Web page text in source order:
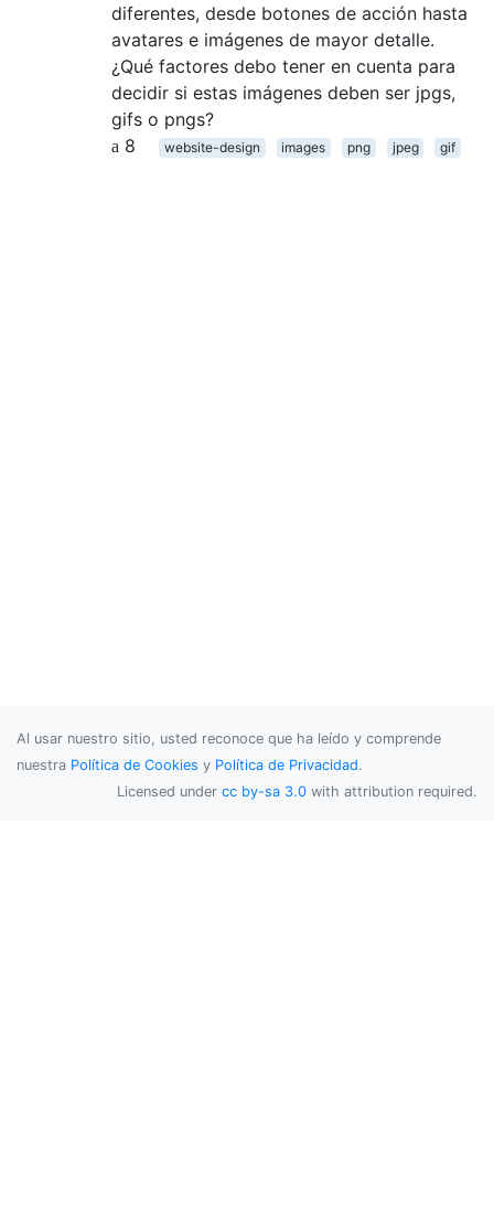
diferentes, desde botones de acción hasta
avatares e imágenes de mayor detalle.
¿Qué factores debo tener en cuenta para
decidir si estas imágenes deben ser jpgs,
gifs o pngs?
8
website-design images png jpeg gif
Al usar nuestro sitio, usted reconoce que ha leído y comprende
nuestra Política de Cookies y Política de Privacidad.
Licensed under cc by-sa 3.0 with attribution required.